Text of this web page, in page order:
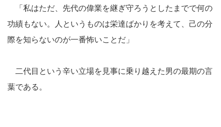
「私はただ、先代の偉業を継ぎ守ろうとしたまでで何の
功績もない。人というものは栄達ばかりを考えて、己の分
際を知らないのが一番怖いことだ」
二代目という辛い立場を見事に乗り越えた男の最期の言
葉である。